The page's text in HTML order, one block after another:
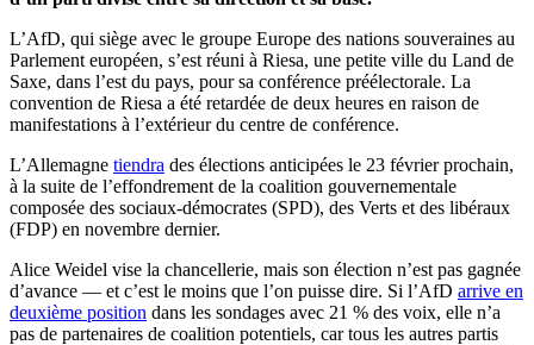
L’AfD, qui siège avec le groupe Europe des nations souveraines au
Parlement européen, s’est réuni à Riesa, une petite ville du Land de
Saxe, dans l’est du pays, pour sa conférence préélectorale. La
convention de Riesa a été retardée de deux heures en raison de
manifestations à l’extérieur du centre de conférence.
L’Allemagne tiendra des élections anticipées le 23 février prochain,
à la suite de l’effondrement de la coalition gouvernementale
composée des sociaux-démocrates (SPD), des Verts et des libéraux
(FDP) en novembre dernier.
Alice Weidel vise la chancellerie, mais son élection n’est pas gagnée
d’avance — et c’est le moins que l’on puisse dire. Si l’AfD arrive en
deuxième position dans les sondages avec 21 % des voix, elle n’a
pas de partenaires de coalition potentiels, car tous les autres partis